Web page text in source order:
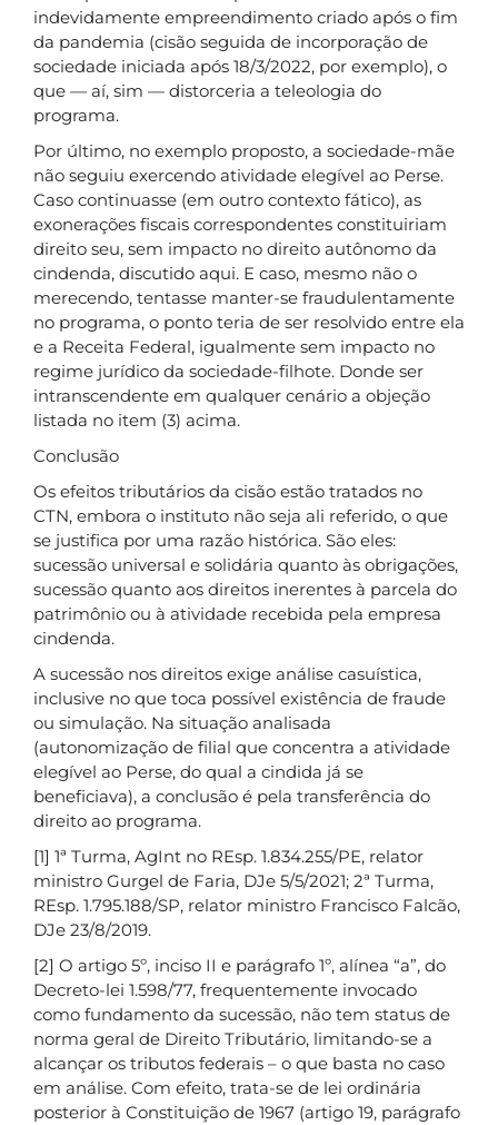
indevidamente empreendimento criado após o fim
da pandemia (cisão seguida de incorporação de
sociedade iniciada após 18/3/2022, por exemplo), o
que — aí, sim — distorceria a teleologia do
programa.
Por último, no exemplo proposto, a sociedade-mãe
não seguiu exercendo atividade elegível ao Perse.
Caso continuasse (em outro contexto fático), as
exonerações fiscais correspondentes constituiriam
direito seu, sem impacto no direito autônomo da
cindenda, discutido aqui. E caso, mesmo não o
merecendo, tentasse manter-se fraudulentamente
no programa, o ponto teria de ser resolvido entre ela
e a Receita Federal, igualmente sem impacto no
regime jurídico da sociedade-filhote. Donde ser
intranscendente em qualquer cenário a objeção
listada no item (3) acima.
Conclusão
Os efeitos tributários da cisão estão tratados no
CTN, embora o instituto não seja ali referido, o que
se justifica por uma razão histórica. São eles:
sucessão universal e solidária quanto às obrigações,
sucessão quanto aos direitos inerentes à parcela do
patrimônio ou à atividade recebida pela empresa
cindenda.
A sucessão nos direitos exige análise casuística,
inclusive no que toca possível existência de fraude
ou simulação. Na situação analisada
(autonomização de filial que concentra a atividade
elegível ao Perse, do qual a cindida já se
beneficiava), a conclusão é pela transferência do
direito ao programa.
[1] 1ª Turma, AgInt no REsp. 1.834.255/PE, relator
ministro Gurgel de Faria, DJe 5/5/2021; 2ª Turma,
REsp. 1.795.188/SP, relator ministro Francisco Falcão,
DJe 23/8/2019.
[2] O artigo 5º, inciso II e parágrafo 1º, alínea “a”, do
Decreto-lei 1.598/77, frequentemente invocado
como fundamento da sucessão, não tem status de
norma geral de Direito Tributário, limitando-se a
alcançar os tributos federais – o que basta no caso
em análise. Com efeito, trata-se de lei ordinária
posterior à Constituição de 1967 (artigo 19, parágrafo